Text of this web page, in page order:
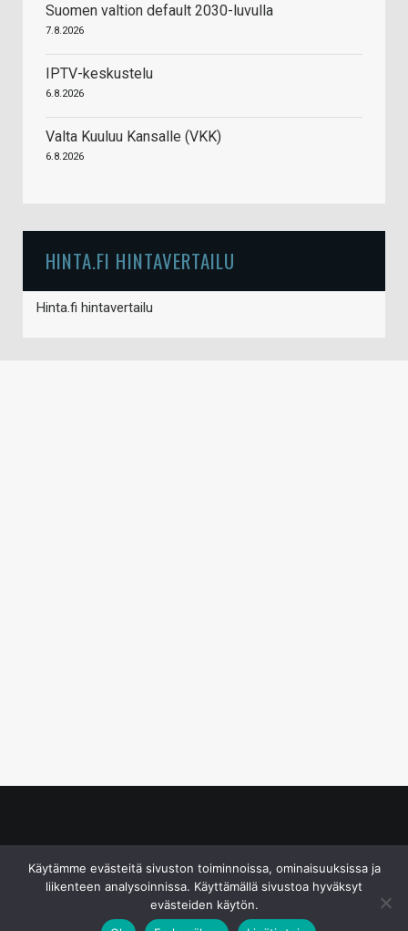
Suomen valtion default 2030-luvulla
7.8.2026
IPTV-keskustelu
6.8.2026
Valta Kuuluu Kansalle (VKK)
6.8.2026
HINTA.FI HINTAVERTAILU
Hinta.fi hintavertailu
Käytämme evästeitä sivuston toiminnoissa, ominaisuuksissa ja
liikenteen analysoinnissa. Käyttämällä sivustoa hyväksyt
evästeiden käytön.